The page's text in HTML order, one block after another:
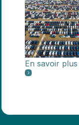
En savoir plus